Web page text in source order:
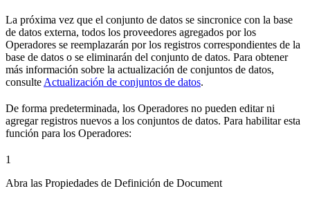
La próxima vez que el conjunto de datos se sincronice con la base
de datos externa, todos los proveedores agregados por los
Operadores se reemplazarán por los registros correspondientes de la
base de datos o se eliminarán del conjunto de datos. Para obtener
más información sobre la actualización de conjuntos de datos,
consulte Actualización de conjuntos de datos.
De forma predeterminada, los Operadores no pueden editar ni
agregar registros nuevos a los conjuntos de datos. Para habilitar esta
función para los Operadores:
1
Abra las Propiedades de Definición de Document